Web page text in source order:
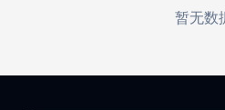
暂无数